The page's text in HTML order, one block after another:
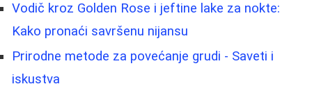
Vodič kroz Golden Rose i jeftine lake za nokte:
Kako pronaći savršenu nijansu
Prirodne metode za povećanje grudi - Saveti i
iskustva